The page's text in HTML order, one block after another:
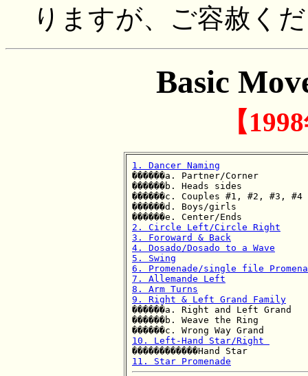
りますが、ご容赦く
Basic
【
1. Dancer Naming
������a. Partner/Corner
������b. Heads sides
������c. Couples #1, #2, #3, #4
������d. Boys/girls
2. Circle Left/Circle Right
3. Foroward & Back
4. Dosado/Dosado to a Wave
5. Swing
6. Promenade/single file
7. Allemande Left
8. Arm Turns
9. Right & Left Grand Family
������a. Right and Left Grand
������b. Weave the Ring
10. Left-Hand Star/Right
11. Star Promenade